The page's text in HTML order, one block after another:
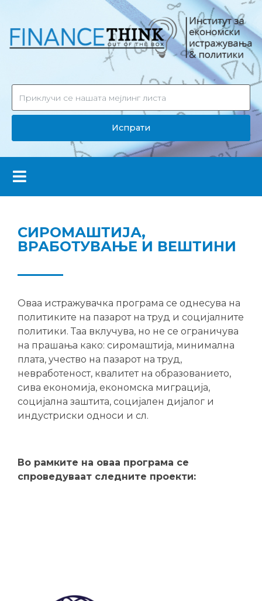
Испрати
СИРОМАШТИЈА,
ВРАБОТУВАЊЕ И ВЕШТИНИ
Оваа истражувачка програма се однесува на
политиките на пазарот на труд и социјалните
политики. Таа вклучува, но не се ограничува
на прашања како: сиромаштија, минимална
плата, учество на пазарот на труд,
невработеност, квалитет на образованието,
сива економија, економска миграција,
социјална заштита, социјален дијалог и
индустриски односи и сл.
Во рамките на оваа програма се
спроведуваат следните проекти: